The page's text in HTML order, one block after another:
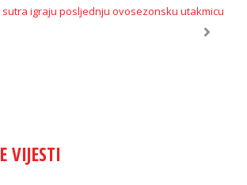
sutra igraju posljednju ovosezonsku utakmicu
VIJESTI